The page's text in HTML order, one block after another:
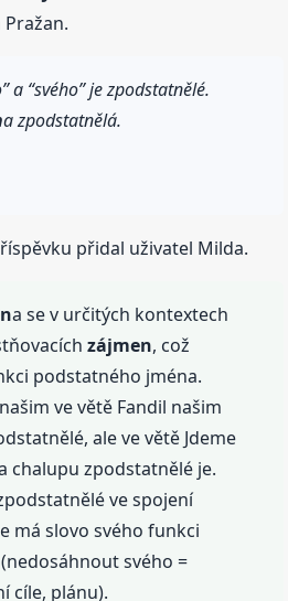
a “svého” je zpodstatnělé.
a zpodstatnělá.
přidal uživatel Milda.
a se v určitých kontextech
zájmen, což
podstatného jména.
ve větě Fandil našim
ale ve větě Jdeme
chalupu zpodstatnělé je.
ve spojení
má slovo svého funkci
svého =
cíle, plánu).